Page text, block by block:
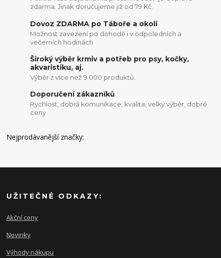
zdarma. Jinak doručujeme již od 79 Kč.
Dovoz ZDARMA po Táboře a okolí
Možnost zavezení po dohodě i v odpoledních a
večerních hodinách
Široký výběr krmiv a potřeb pro psy, kočky,
akvaristiku, aj.
Výběr z vice než 9 000 produktů.
Doporučení zákazníků
Rychlost, dobrá komunikace, kvalita, velký výběr, dobré
ceny
Nejprodávanější značky:
UŽITEČNÉ ODKAZY:
Akční ceny
Novinky
Výhody nákupu